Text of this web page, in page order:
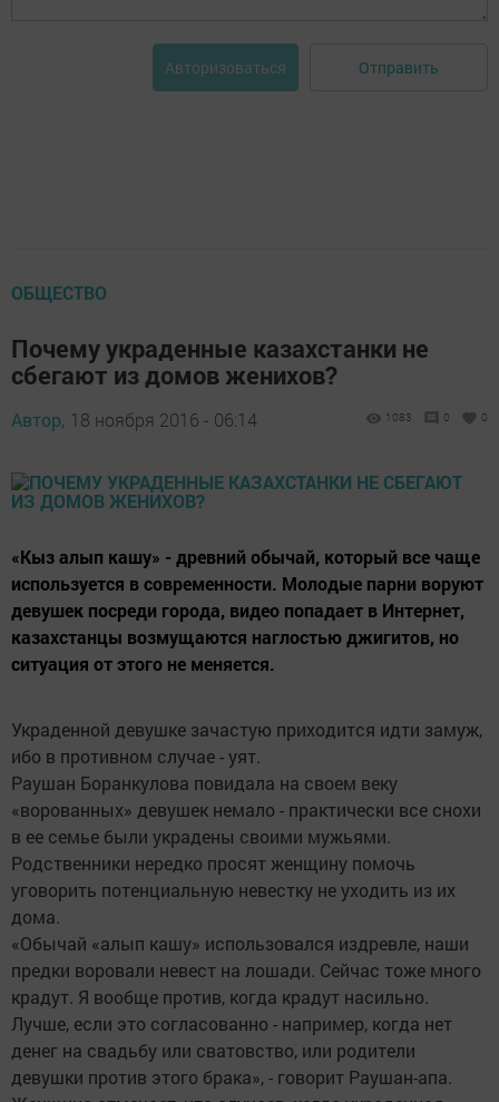
Авторизоваться Отправить
ОБЩЕСТВО
Почему украденные казахстанки не
сбегают из домов женихов?
Автор, 18 ноября 2016 - 06:14 1083 0 0
«Кыз алып кашу» - древний обычай, который все чаще
используется в современности. Молодые парни воруют
девушек посреди города, видео попадает в Интернет,
казахстанцы возмущаются наглостью джигитов, но
ситуация от этого не меняется.
Украденной девушке зачастую приходится идти замуж,
ибо в противном случае - уят.
Раушан Боранкулова повидала на своем веку
«ворованных» девушек немало - практически все снохи
в ее семье были украдены своими мужьями.
Родственники нередко просят женщину помочь
уговорить потенциальную невестку не уходить из их
дома.
«Обычай «алып кашу» использовался издревле, наши
предки воровали невест на лошади. Сейчас тоже много
крадут. Я вообще против, когда крадут насильно.
Лучше, если это согласованно - например, когда нет
денег на свадьбу или сватовство, или родители
девушки против этого брака», - говорит Раушан-апа.